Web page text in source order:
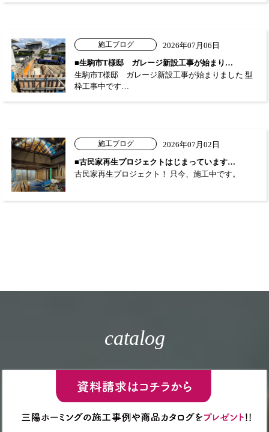
施工ブログ
2026年07月06日
■生駒市T様邸 ガレージ新設工事が始まり…
生駒市T様邸 ガレージ新設工事が始まりました 型
枠工事中です…
施工ブログ
2026年07月02日
■古民家再生プロジェクトはじまっています…
古民家再生プロジェクト！ 只今、施工中です。
catalog